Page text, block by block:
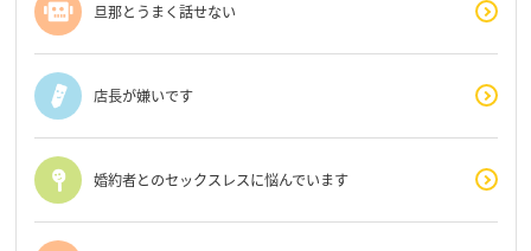
旦那とうまく話せない
店長が嫌いです
婚約者とのセックスレスに悩んでいます